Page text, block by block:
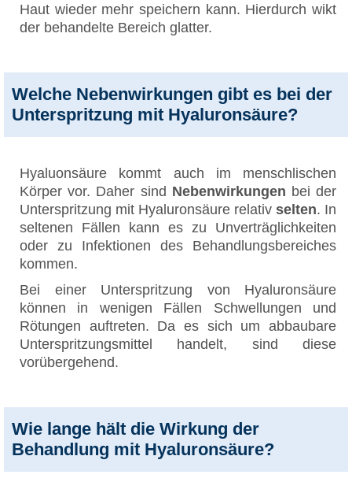
Haut wieder mehr speichern kann. Hierdurch wikt
der behandelte Bereich glatter.
Welche Nebenwirkungen gibt es bei der
Unterspritzung mit Hyaluronsäure?
Hyaluonsäure kommt auch im menschlischen
Körper vor. Daher sind Nebenwirkungen bei der
Unterspritzung mit Hyaluronsäure relativ selten. In
seltenen Fällen kann es zu Unverträglichkeiten
oder zu Infektionen des Behandlungsbereiches
kommen.
Bei einer Unterspritzung von Hyaluronsäure
können in wenigen Fällen Schwellungen und
Rötungen auftreten. Da es sich um abbaubare
Unterspritzungsmittel handelt, sind diese
vorübergehend.
Wie lange hält die Wirkung der
Behandlung mit Hyaluronsäure?